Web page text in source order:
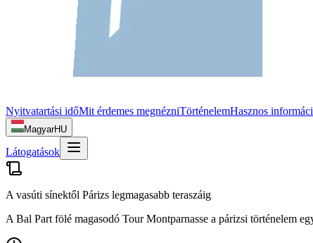
Nyitvatartási időMit érdemes megnézniTörténelemHasznos
MagyarHU
Látogatások
A vasúti sínektől Párizs legmagasabb teraszáig
A Bal Part fölé magasodó Tour Montparnasse a párizsi történelem